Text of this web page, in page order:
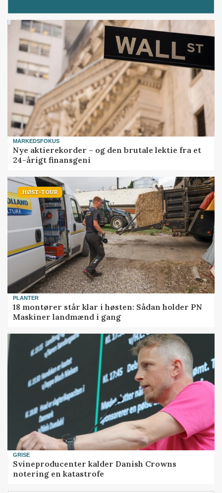
MARKEDSFOKUS
Nye aktierekorder – og den brutale lektie fra et
24-årigt finansgeni
HØST-TOUR
PLANTER
18 montører står klar i høsten: Sådan holder PN
Maskiner landmænd i gang
GRISE
Svineproducenter kalder Danish Crowns
notering en katastrofe